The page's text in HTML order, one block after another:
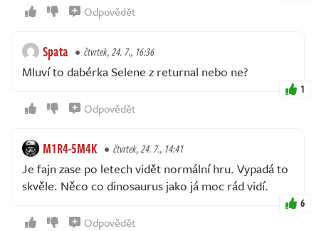
Odpovědět
Spata čtvrtek, 24. 7., 16:36
Mluví to dabérka Selene z returnal nebo ne?
1
Odpovědět
M1R4-5M4K čtvrtek, 24. 7., 14:41
Je fajn zase po letech vidět normální hru. Vypadá to
skvěle. Něco co dinosaurus jako já moc rád vidí.
6
Odpovědět